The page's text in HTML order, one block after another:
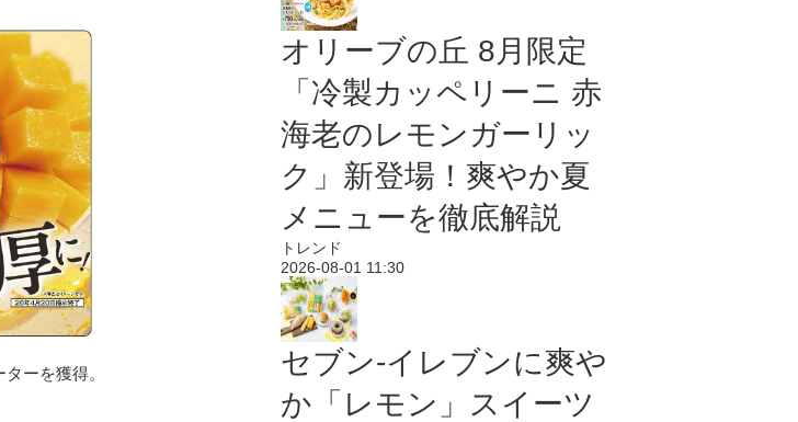
ーを獲得。
オリーブの丘 8月限定
「冷製カッペリーニ 赤
海老のレモンガーリッ
ク」新登場！爽やか夏
メニューを徹底解説
トレンド
2026-08-01 11:30
セブン‐イレブンに爽や
か「レモン」スイーツ